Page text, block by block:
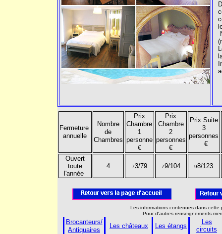
Fermeture
annuelle
Nombre
de
Chambres
Prix
Chambre
1
personne
€
Prix
Chambre
2
personnes
€
Prix Suite
3
personnes
€
Ouvert
toute
l'année
4 73/79 79/104 98/123
Les informations contenues dans
Pour d'autres renseignements
Brocanteurs/
Antiquaires
Les châteaux Les étangs
Les
circuits